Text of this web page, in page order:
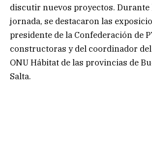
discutir nuevos proyectos.
jornada, se destacaron las
presidente de la Confederación de
constructoras y del coordinador
ONU Hábitat de las provincias de
Salta.